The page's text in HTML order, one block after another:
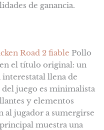
de ganancia.
Road 2 fiable Pollo
el título original: un
interestatal llena de
del juego es minimalista
y elementos
al jugador a sumergirse
muestra una